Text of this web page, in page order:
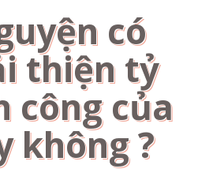
có
thiện tỷ
công của
không ?